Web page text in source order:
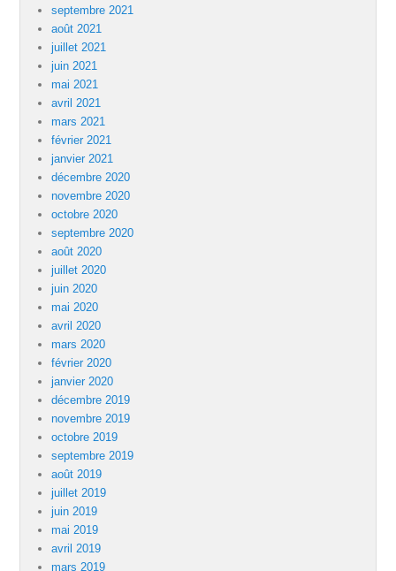
septembre 2021
août 2021
juillet 2021
juin 2021
mai 2021
avril 2021
mars 2021
février 2021
janvier 2021
décembre 2020
novembre 2020
octobre 2020
septembre 2020
août 2020
juillet 2020
juin 2020
mai 2020
avril 2020
mars 2020
février 2020
janvier 2020
décembre 2019
novembre 2019
octobre 2019
septembre 2019
août 2019
juillet 2019
juin 2019
mai 2019
avril 2019
mars 2019